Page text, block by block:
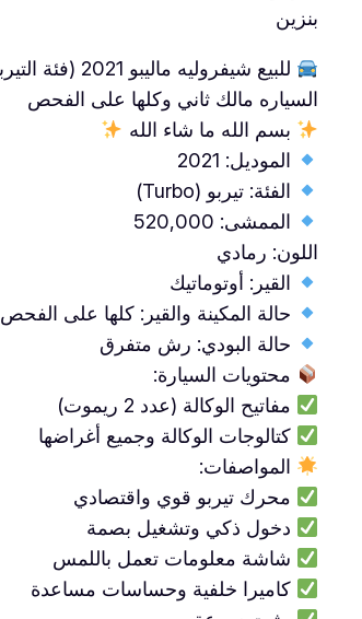
بنزين
للبيع شيفروليه ماليبو 2021 (فئة التيربو)
السياره مالك ثاني وكلها على الفحص
بسم الله ما شاء الله
الموديل: 2021
الفئة: تيربو (Turbo)
الممشى: 520,000
اللون: رمادي
القير: أوتوماتيك
حالة المكينة والقير: كلها على الفحص
حالة البودي: رش متفرق
محتويات السيارة:
مفاتيح الوكالة (عدد 2 ريموت)
كتالوجات الوكالة وجميع أغراضها
المواصفات:
محرك تيربو قوي واقتصادي
دخول ذكي وتشغيل بصمة
شاشة معلومات تعمل باللمس
كاميرا خلفية وحساسات مساعدة